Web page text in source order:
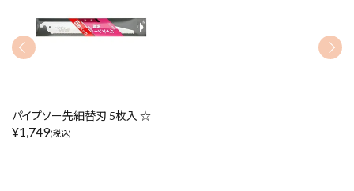
パイプソー先細替刃 5枚入 ☆
¥1,749(税込)